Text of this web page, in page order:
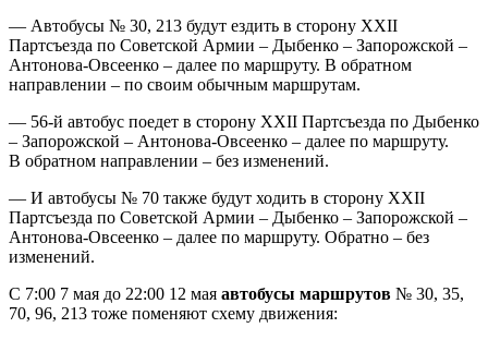
— Автобусы № 30, 213 будут ездить в сторону XXII
Партсъезда по Советской Армии – Дыбенко – Запорожской –
Антонова-Овсеенко – далее по маршруту. В обратном
направлении – по своим обычным маршрутам.
— 56-й автобус поедет в сторону XXII Партсъезда по Дыбенко
– Запорожской – Антонова-Овсеенко – далее по маршруту.
В обратном направлении – без изменений.
— И автобусы № 70 также будут ходить в сторону XXII
Партсъезда по Советской Армии – Дыбенко – Запорожской –
Антонова-Овсеенко – далее по маршруту. Обратно – без
изменений.
С 7:00 7 мая до 22:00 12 мая автобусы маршрутов № 30, 35,
70, 96, 213 тоже поменяют схему движения: